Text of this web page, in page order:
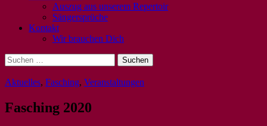
Auszug aus unserem Repertoir
Sängersprüche
Kontakt
Wir brauchen Dich
Suchen
nach:
Aktuelles, Fasching, Veranstaltungen
Fasching 2020